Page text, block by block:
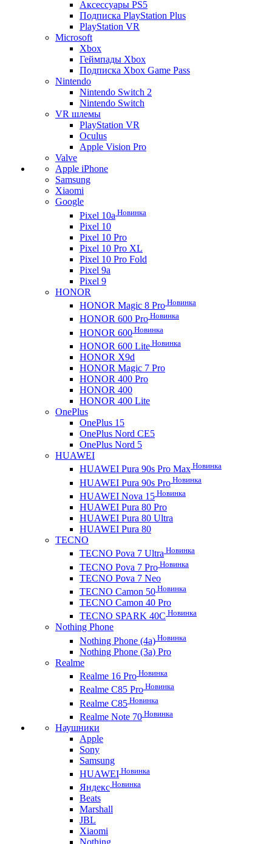
Аксессуары PS5
Подписка PlayStation Plus
PlayStation VR
Microsoft
Xbox
Геймпады Xbox
Подписка Xbox Game Pass
Nintendo
Nintendo Switch 2
Nintendo Switch
VR шлемы
PlayStation VR
Oculus
Apple Vision Pro
Valve
Apple iPhone
Samsung
Xiaomi
Google
Pixel 10a Новинка
Pixel 10
Pixel 10 Pro
Pixel 10 Pro XL
Pixel 10 Pro Fold
Pixel 9a
Pixel 9
HONOR
HONOR Magic 8 Pro Новинка
HONOR 600 Pro Новинка
HONOR 600 Новинка
HONOR 600 Lite Новинка
HONOR X9d
HONOR Magic 7 Pro
HONOR 400 Pro
HONOR 400
HONOR 400 Lite
OnePlus
OnePlus 15
OnePlus Nord CE5
OnePlus Nord 5
HUAWEI
HUAWEI Pura 90s Pro Max Новинка
HUAWEI Pura 90s Pro Новинка
HUAWEI Nova 15 Новинка
HUAWEI Pura 80 Pro
HUAWEI Pura 80 Ultra
HUAWEI Pura 80
TECNO
TECNO Pova 7 Ultra Новинка
TECNO Pova 7 Pro Новинка
TECNO Pova 7 Neo
TECNO Camon 50 Новинка
TECNO Camon 40 Pro
TECNO SPARK 40C Новинка
Nothing Phone
Nothing Phone (4a) Новинка
Nothing Phone (3a) Pro
Realme
Realme 16 Pro Новинка
Realme C85 Pro Новинка
Realme C85 Новинка
Realme Note 70 Новинка
Наушники
Apple
Sony
Samsung
HUAWEI Новинка
Яндекс Новинка
Beats
Marshall
JBL
Xiaomi